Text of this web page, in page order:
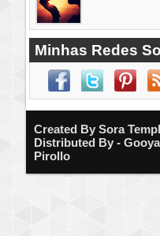
Minhas Redes
Created By Sora
Distributed By -
Pirollo